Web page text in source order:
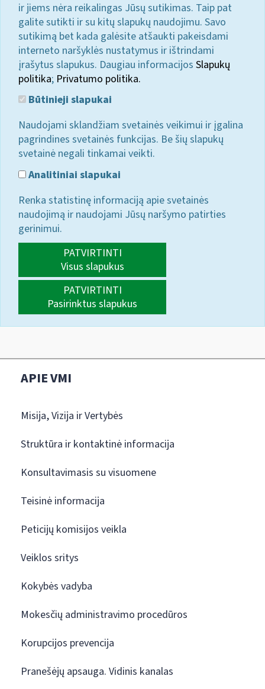
ir jiems nėra reikalingas Jūsų sutikimas. Taip pat
galite sutikti ir su kitų slapukų naudojimu. Savo
sutikimą bet kada galėsite atšaukti pakeisdami
interneto naršyklės nustatymus ir ištrindami
įrašytus slapukus. Daugiau informacijos Slapukų
politika; Privatumo politika.
Būtinieji slapukai
Naudojami sklandžiam svetainės veikimui ir įgalina
pagrindines svetainės funkcijas. Be šių slapukų
svetainė negali tinkamai veikti.
Analitiniai slapukai
Renka statistinę informaciją apie svetainės
naudojimą ir naudojami Jūsų naršymo patirties
gerinimui.
PATVIRTINTI
Visus slapukus
PATVIRTINTI
Pasirinktus slapukus
APIE VMI
Misija, Vizija ir Vertybės
Struktūra ir kontaktinė informacija
Konsultavimasis su visuomene
Teisinė informacija
Peticijų komisijos veikla
Veiklos sritys
Kokybės vadyba
Mokesčių administravimo procedūros
Korupcijos prevencija
Pranešėjų apsauga. Vidinis kanalas